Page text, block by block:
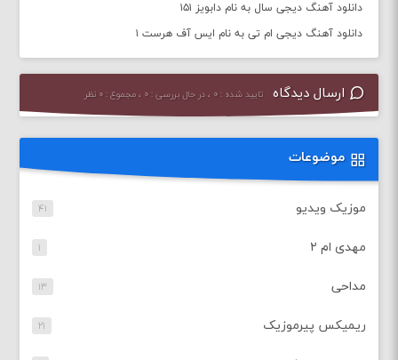
دانلود آهنگ دیجی سال به نام دابویز ۱۵۱
دانلود آهنگ دیجی ام تی به نام ایس آف هرست ۱
ارسال دیدگاه تایید شده : ۰ ، در حال بررسی : ۰ ، مجموع : ۰ نظر
موضوعات
موزیک ویدیو ۴۱
مهدی ام ۲ ۱
مداحی ۱۳
ریمیکس پیرموزیک ۲۱